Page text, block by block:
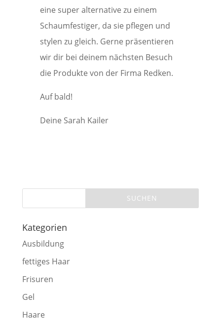
eine super alternative zu einem
Schaumfestiger, da sie pflegen und
stylen zu gleich. Gerne präsentieren
wir dir bei deinem nächsten Besuch
die Produkte von der Firma Redken.
Auf bald!
Deine Sarah Kailer
Kategorien
Ausbildung
fettiges Haar
Frisuren
Gel
Haare